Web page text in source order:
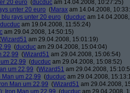
20 euro (ducduc am 14.04.2008, 10:27:25)
unter 20 euro (Marax am 14.04.2008,
rays unter 20 euro (ducduc am
ducduc am 19.04.2008, 11:55:24)
am 29.04.2008, 14:50:15)
Wizard51 am 29.04.2008, 15:01:19)
(ducduc am 29.04.2008, 15:04:04)
22,99 (Wizard51 am 29.04.2008, 15:06:54)
22,99 (ducduc am 29.04.2008, 15:08:52)
um 22,99 (Wizard51 am 29.04.2008,
Man um 22,99 (ducduc am 29.04.2008,
Man um 22,99 (Wizard51 am 29.04.2008,
Iron Man um 22,99 (ducduc am 29.04.2008,